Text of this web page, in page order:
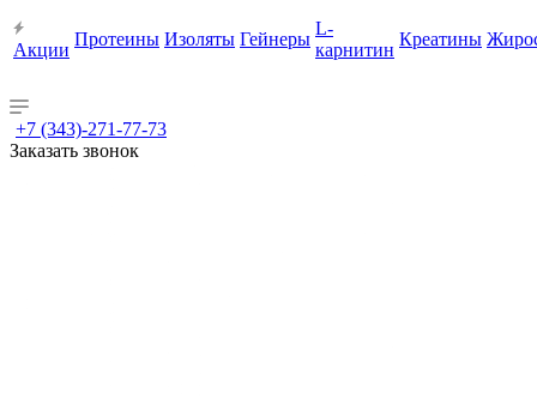
Акции
Протеины Изоляты Гейнеры
L-
карнитин
Креатины
+7 (343)-271-77-73
Заказать звонок